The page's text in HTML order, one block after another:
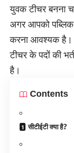
युवक टीचर बनना
अगर आपको पब्लिक
करना आवश्यक है।
टीचर के पदों की
है।
Contents
सीटीईटी क्या है?